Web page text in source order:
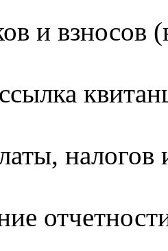
и взносов
налогов